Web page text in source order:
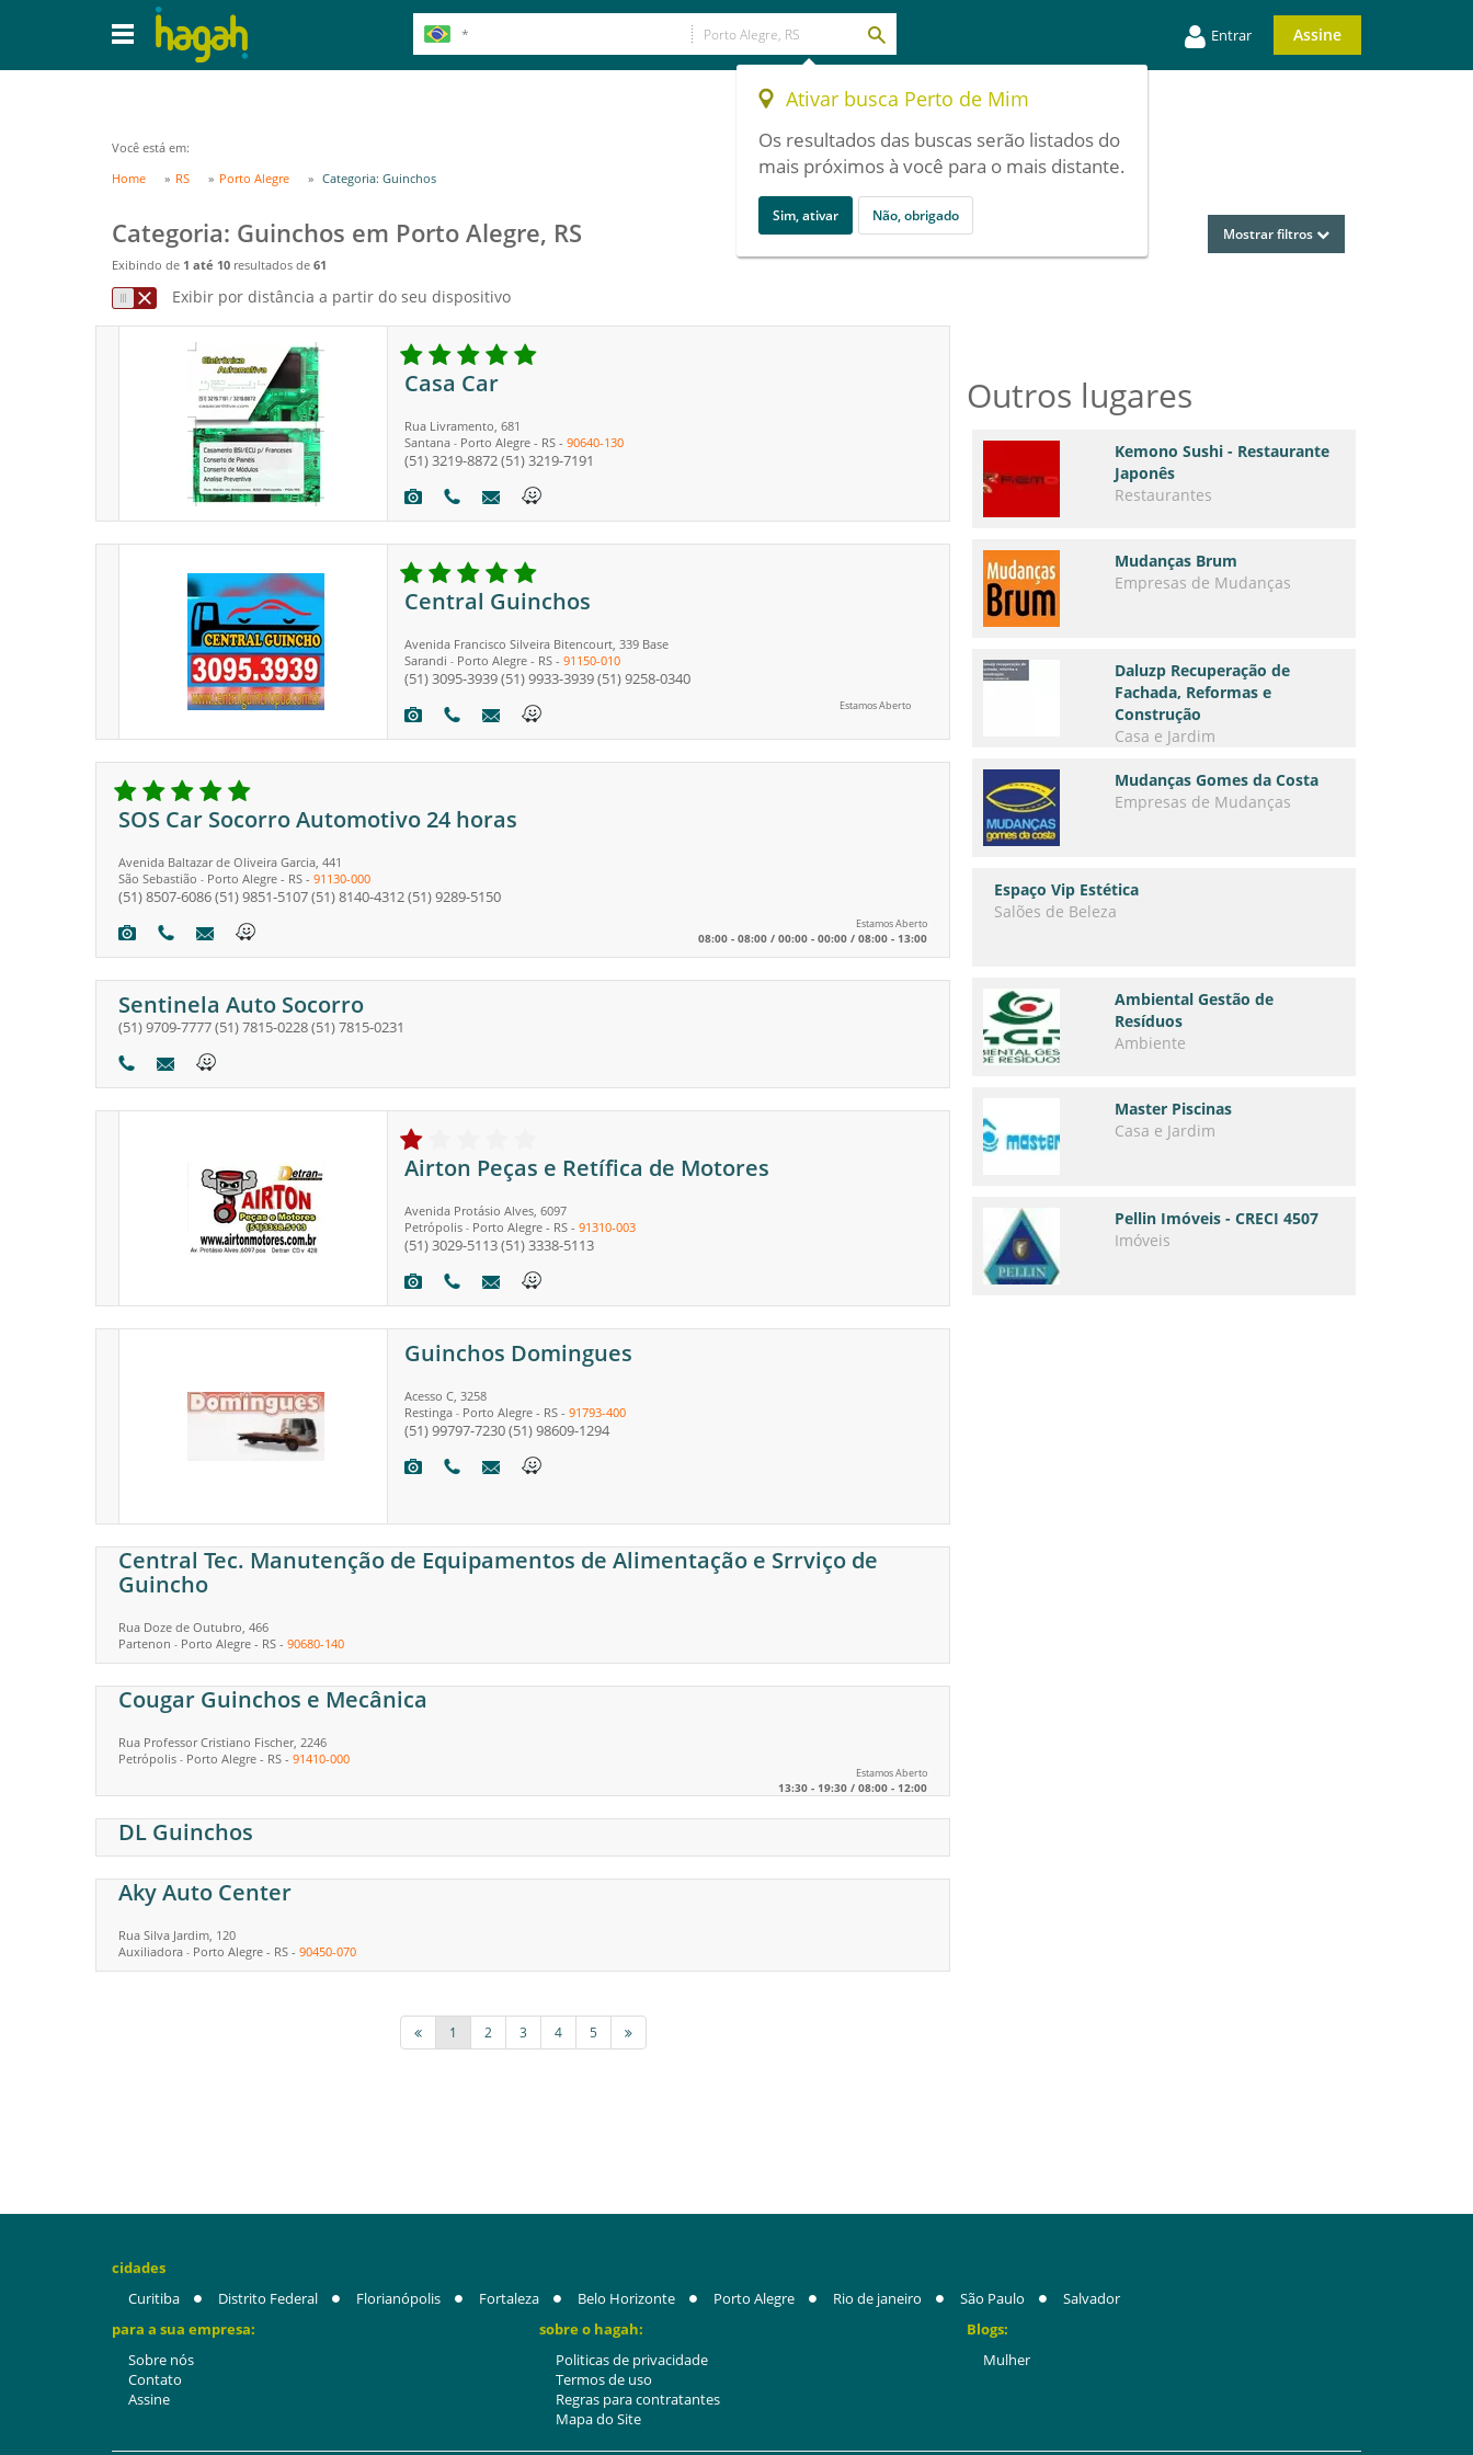
Entrar Assine
Ativar busca Perto de Mim
Os resultados das buscas serão listados do
mais próximos à você para o mais distante.
Sim, ativar Não, obrigado
Você está em:
Home
RS Porto Alegre Categoria: Guinchos
Categoria: Guinchos em Porto Alegre, RS
Exibindo de 1 até 10 resultados de 61
Mostrar filtros
Exibir por distância a partir do seu dispositivo
Casa Car
Rua Livramento, 681
Santana - Porto Alegre - RS - 90640-130
(51) 3219-8872(51) 3219-7191
Central Guinchos
Avenida Francisco Silveira Bitencourt, 339 Base
Sarandi - Porto Alegre - RS - 91150-010
(51) 3095-3939(51) 9933-3939(51) 9258-0340
Estamos Aberto
SOS Car Socorro Automotivo 24 horas
Avenida Baltazar de Oliveira Garcia, 441
São Sebastião - Porto Alegre - RS - 91130-000
(51) 8507-6086(51) 9851-5107(51) 8140-4312(51) 9289-5150
Estamos Aberto
08:00 - 08:00 / 00:00 - 00:00 / 08:00 - 13:00
Sentinela Auto Socorro
(51) 9709-7777(51) 7815-0228(51) 7815-0231
Airton Peças e Retífica de Motores
Avenida Protásio Alves, 6097
Petrópolis - Porto Alegre - RS - 91310-003
(51) 3029-5113(51) 3338-5113
Guinchos Domingues
Acesso C, 3258
Restinga - Porto Alegre - RS - 91793-400
(51) 99797-7230(51) 98609-1294
Central Tec. Manutenção de Equipamentos de Alimentação e Srrviço de
Guincho
Rua Doze de Outubro, 466
Partenon - Porto Alegre - RS - 90680-140
Cougar Guinchos e Mecânica
Rua Professor Cristiano Fischer, 2246
Petrópolis - Porto Alegre - RS - 91410-000
Estamos Aberto
13:30 - 19:30 / 08:00 - 12:00
DL Guinchos
Aky Auto Center
Rua Silva Jardim, 120
Auxiliadora - Porto Alegre - RS - 90450-070
1 2 3 4 5
Outros lugares
Kemono Sushi - Restaurante
Japonês
Restaurantes
Mudanças Brum
Empresas de Mudanças
Daluzp Recuperação de
Fachada, Reformas e
Construção
Casa e Jardim
Mudanças Gomes da Costa
Empresas de Mudanças
Espaço Vip Estética
Salões de Beleza
Ambiental Gestão de
Resíduos
Ambiente
Master Piscinas
Casa e Jardim
Pellin Imóveis - CRECI 4507
Imóveis
cidades
Curitiba
Distrito Federal Florianópolis Fortaleza Belo Horizonte Porto Alegre Rio de janeiro São Paulo
Salvador
para a sua empresa:
Sobre nós
Contato
Assine
sobre o hagah:
Politicas de privacidade
Termos de uso
Regras para contratantes
Mapa do Site
Blogs:
Mulher